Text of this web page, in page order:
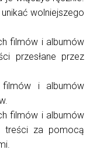
wolniejszego
filmów i albumów
przesłane przez
filmów i albumów
filmów i albumów
treści za pomocą